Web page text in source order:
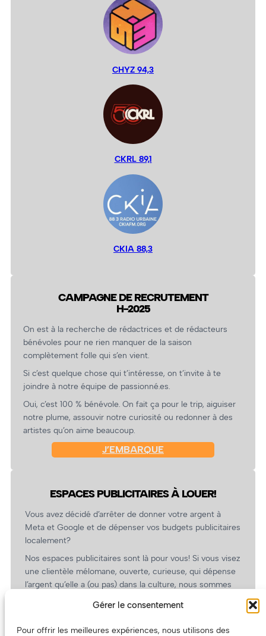
Gérer le consentement
Pour offrir les meilleures expériences, nous utilisons des
CHYZ 94,3
CKRL 89,1
CKIA 88,3
CAMPAGNE DE RECRUTEMENT
H-2025
On est à la recherche de rédactrices et de rédacteurs
bénévoles pour ne rien manquer de la saison
complètement folle qui s’en vient.
Si c’est quelque chose qui t’intéresse, on t’invite à te
joindre à notre équipe de passionné.es.
Oui, c’est 100 % bénévole. On fait ça pour le trip, aiguiser
notre plume, assouvir notre curiosité ou redonner à des
artistes qu’on aime beaucoup.
J’EMBARQUE
ESPACES PUBLICITAIRES À LOUER!
Vous avez décidé d’arrêter de donner votre argent à
Meta et Google et de dépenser vos budgets publicitaires
localement?
Nos espaces publicitaires sont là pour vous! Si vous visez
une clientèle mélomane, ouverte, curieuse, qui dépense
l’argent qu’elle a (ou pas) dans la culture, nous sommes
revient.